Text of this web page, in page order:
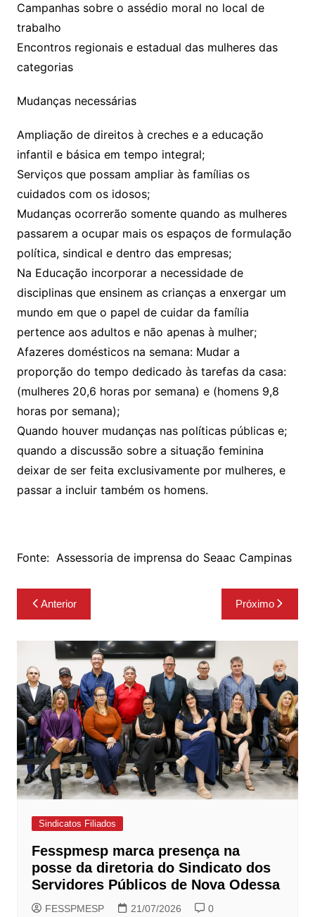
Campanhas sobre o assédio moral no local de
trabalho
Encontros regionais e estadual das mulheres das
categorias
Mudanças necessárias
Ampliação de direitos à creches e a educação
infantil e básica em tempo integral;
Serviços que possam ampliar às famílias os
cuidados com os idosos;
Mudanças ocorrerão somente quando as mulheres
passarem a ocupar mais os espaços de formulação
política, sindical e dentro das empresas;
Na Educação incorporar a necessidade de
disciplinas que ensinem as crianças a enxergar um
mundo em que o papel de cuidar da família
pertence aos adultos e não apenas à mulher;
Afazeres domésticos na semana: Mudar a
proporção do tempo dedicado às tarefas da casa:
(mulheres 20,6 horas por semana) e (homens 9,8
horas por semana);
Quando houver mudanças nas políticas públicas e;
quando a discussão sobre a situação feminina
deixar de ser feita exclusivamente por mulheres, e
passar a incluir também os homens.
Fonte: Assessoria de imprensa do Seaac Campinas
Navegação
de
Post
Anterior Próximo
Sindicatos Filiados
Fesspmesp marca presença na
posse da diretoria do Sindicato dos
Servidores Públicos de Nova Odessa
FESSPMESP 21/07/2026 0